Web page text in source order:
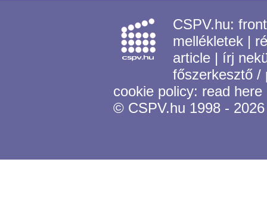
CSPV.hu:
mellékletek |
article | írj
főszerkesztő
cookie policy: read here
© CSPV.hu 1998 - 2026